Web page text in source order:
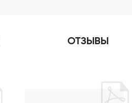
ОТЗЫВЫ